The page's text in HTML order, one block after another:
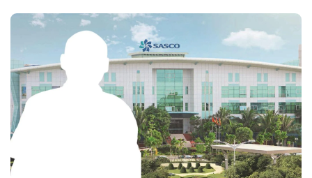
Theo Sở hữu trí